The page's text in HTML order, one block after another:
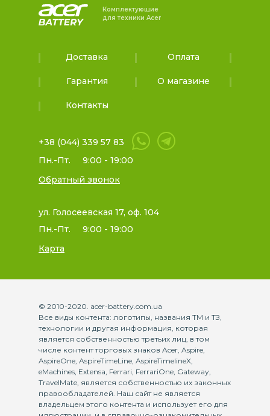
Комплектующие
для техники Acer
Доставка Оплата
Гарантия О магазине
Контакты
+38 (044) 339 57 83
Пн.-Пт.
9:00 - 19:00
Обратный звонок
ул. Голосеевская 17, оф. 104
Пн.-Пт.
9:00 - 19:00
Карта
© 2010-2020. acer-battery.com.ua
Все виды контента: логотипы, названия ТМ и ТЗ,
технологии и другая информация, которая
является собственностью третьих лиц, в том
числе контент торговых знаков Acer, Aspire,
AspireOne, AspireTimeLine, AspireTimelineX,
eMachines, Extensa, Ferrari, FerrariOne, Gateway,
TravelMate, является собственностью их законных
правообладателей. Наш сайт не является
владельцем этого контента и использует его для